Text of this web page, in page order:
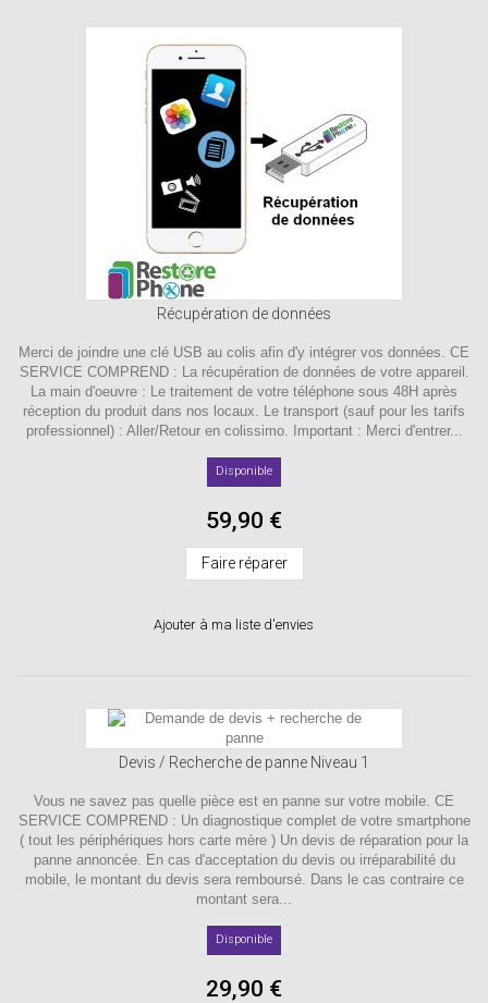
Récupération de données
Merci de joindre une clé USB au colis afin d'y intégrer vos données. CE
SERVICE COMPREND : La récupération de données de votre appareil.
La main d'oeuvre : Le traitement de votre téléphone sous 48H après
réception du produit dans nos locaux. Le transport (sauf pour les tarifs
professionnel) : Aller/Retour en colissimo. Important : Merci d'entrer...
Disponible
59,90 €
Faire réparer
Ajouter à ma liste d'envies
Devis / Recherche de panne Niveau 1
Vous ne savez pas quelle pièce est en panne sur votre mobile. CE
SERVICE COMPREND : Un diagnostique complet de votre smartphone
( tout les périphériques hors carte mère ) Un devis de réparation pour la
panne annoncée. En cas d'acceptation du devis ou irréparabilité du
mobile, le montant du devis sera remboursé. Dans le cas contraire ce
montant sera...
Disponible
29,90 €